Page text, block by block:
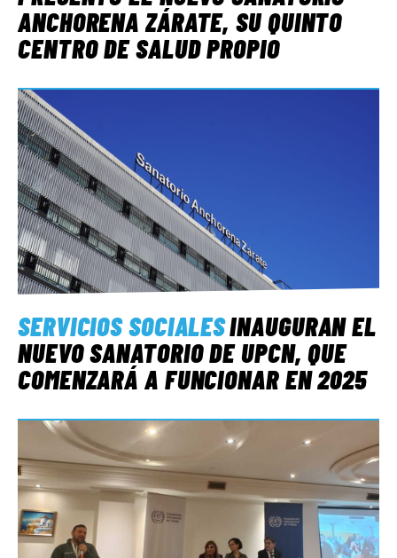
ANCHORENA ZÁRATE, SU QUINTO
CENTRO DE SALUD PROPIO
SERVICIOS SOCIALESINAUGURAN EL
NUEVO SANATORIO DE UPCN, QUE
COMENZARÁ A FUNCIONAR EN 2025